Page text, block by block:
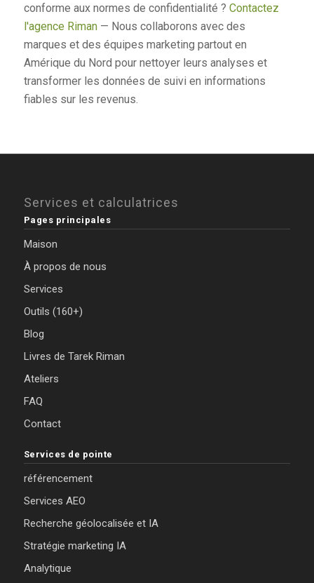
conforme aux normes de confidentialité ? Contactez
l'agence Riman— Nous collaborons avec des
marques et des équipes marketing partout en
Amérique du Nord pour nettoyer leurs analyses et
transformer les données de suivi en informations
fiables sur les revenus.
Services et calculatrices
Pages principales
Maison
À propos de nous
Services
Outils (160+)
Blog
Livres de Tarek Riman
Ateliers
FAQ
Contact
Services de pointe
référencement
Services AEO
Recherche géolocalisée et IA
Stratégie marketing IA
Analytique